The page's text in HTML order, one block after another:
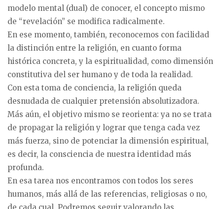
modelo mental (dual) de conocer, el concepto mismo
de “revelación” se modifica radicalmente.
En ese momento, también, reconocemos con facilidad
la distinción entre la religión, en cuanto forma
histórica concreta, y la espiritualidad, como dimensión
constitutiva del ser humano y de toda la realidad.
Con esta toma de conciencia, la religión queda
desnudada de cualquier pretensión absolutizadora.
Más aún, el objetivo mismo se reorienta: ya no se trata
de propagar la religión y lograr que tenga cada vez
más fuerza, sino de potenciar la dimensión espiritual,
es decir, la consciencia de nuestra identidad más
profunda.
En esa tarea nos encontramos con todos los seres
humanos, más allá de las referencias, religiosas o no,